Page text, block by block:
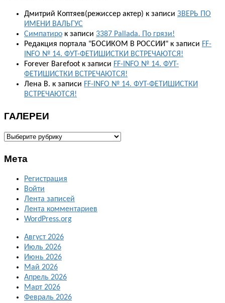
Дмитрий Коптяев(режиссер актер) к записи ЗВЕРЬ ПО
ИМЕНИ ВАЛЬГУС
Симпатиро к записи 3387 Pallada. По грязи!
Редакция портала "БОСИКОМ В РОССИИ" к записи FF-
INFO № 14. ФУТ-ФЕТИШИСТКИ ВСТРЕЧАЮТСЯ!
Forever Barefoot к записи FF-INFO № 14. ФУТ-
ФЕТИШИСТКИ ВСТРЕЧАЮТСЯ!
Лена В. к записи FF-INFO № 14. ФУТ-ФЕТИШИСТКИ
ВСТРЕЧАЮТСЯ!
ГАЛЕРЕИ
ГАЛЕРЕИ
Мета
Регистрация
Войти
Лента записей
Лента комментариев
WordPress.org
Август 2026
Июль 2026
Июнь 2026
Май 2026
Апрель 2026
Март 2026
Февраль 2026